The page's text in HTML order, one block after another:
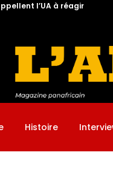
l’UA à réagir
: le Ghana et le Nigeria
Histoire